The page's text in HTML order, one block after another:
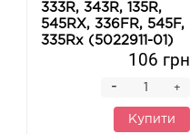
333R, 343R, 135R,
545RX, 336FR, 545F,
335Rx (5022911-01)
106 грн
+
-
Купити